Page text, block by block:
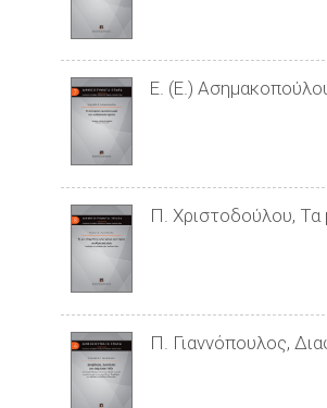
Ε. (Ε.)
Π. Χριστοδούλου, Τα
Π. Γιαννόπουλος,